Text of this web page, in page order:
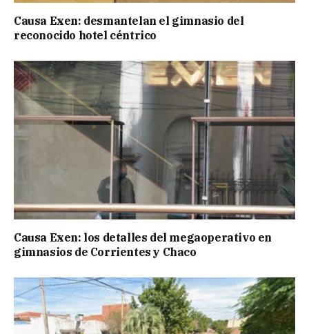
Causa Exen: desmantelan el gimnasio del
reconocido hotel céntrico
Causa Exen: los detalles del megaoperativo en
gimnasios de Corrientes y Chaco